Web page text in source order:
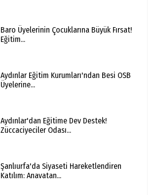
Baro Üyelerinin Çocuklarına Büyük Fırsat!
Eğitim...
Aydınlar Eğitim Kurumları'ndan Besi OSB
Üyelerine...
Aydınlar'dan Eğitime Dev Destek!
Züccaciyeciler Odası...
Şanlıurfa'da Siyaseti Hareketlendiren
Katılım: Anavatan...